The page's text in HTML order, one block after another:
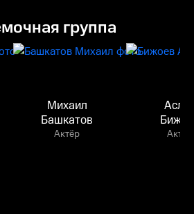
группа
Михаил
Башкатов
Актёр Актёр